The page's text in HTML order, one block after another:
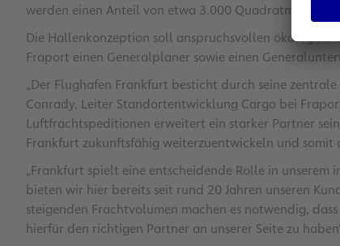
werden einen Anteil von etwa 3.000 Quadratmetern
Die Hallenkonzeption soll anspruchsvollen
Fraport einen Generalplaner sowie einen
„Der Flughafen Frankfurt besticht durch seine
Conrady, Leiter Standortentwicklung Cargo bei
Luftfrachtspeditionen erweitert ein starker Partner
Frankfurt zukunftsfähig weiterzuentwickeln und somit
„Frankfurt spielt eine entscheidende Rolle in
bieten wir hier bereits seit rund 20 Jahren unseren
steigenden Frachtvolumen machen es notwendig,
hierfür den richtigen Partner an unserer Seite zu